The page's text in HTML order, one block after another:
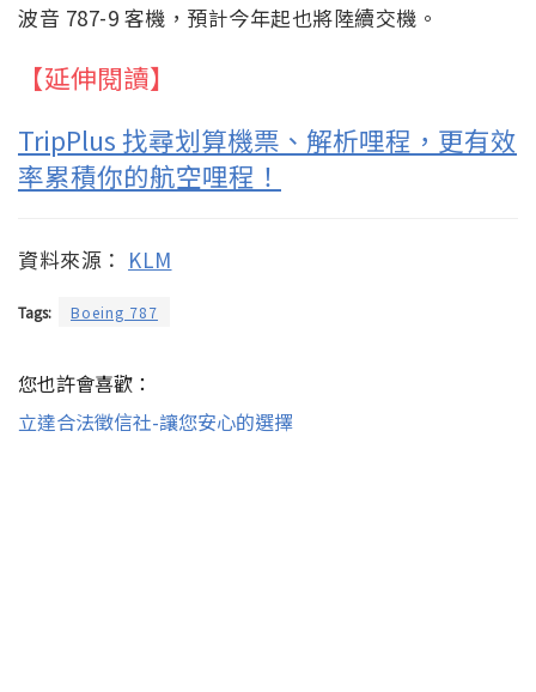
波音 787-9 客機，預計今年起也將陸續交機。
【延伸閱讀】
TripPlus 找尋划算機票、解析哩程，更有效
率累積你的航空哩程！
資料來源： KLM
Tags: Boeing 787
您也許會喜歡：
立達合法徵信社-讓您安心的選擇